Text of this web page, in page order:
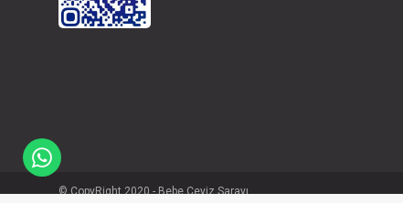
© CopyRight 2020 - Bebe Çeyiz Sarayı